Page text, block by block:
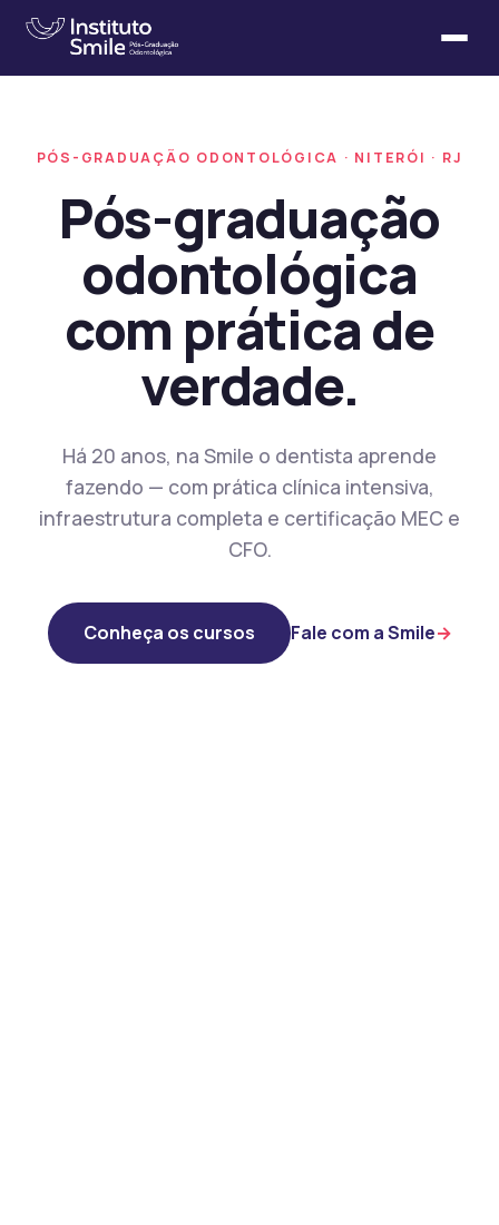
PÓS-GRADUAÇÃO ODONTOLÓGICA · NITERÓI · RJ
Pós-graduação
odontológica
com prática de
verdade.
Há 20 anos, na Smile o dentista aprende
fazendo — com prática clínica intensiva,
infraestrutura completa e certificação MEC e
CFO.
Conheça os cursos Fale com a Smile→